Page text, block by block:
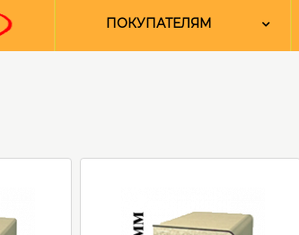
ПОКУПАТЕЛЯМ